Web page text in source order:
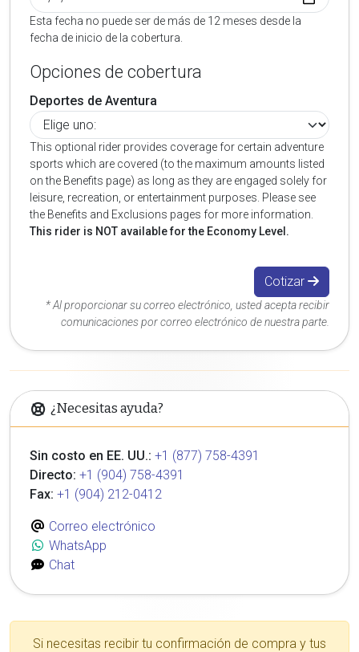
Esta fecha no puede ser de más de 12 meses desde la
fecha de inicio de la cobertura.
Opciones de cobertura
Deportes de Aventura
This optional rider provides coverage for certain adventure
sports which are covered (to the maximum amounts listed
on the Benefits page) as long as they are engaged solely for
leisure, recreation, or entertainment purposes. Please see
the Benefits and Exclusions pages for more information.
This rider is NOT available for the Economy Level.
Cotizar
* Al proporcionar su correo electrónico, usted acepta recibir
comunicaciones por correo electrónico de nuestra parte.
¿Necesitas ayuda?
Sin costo en EE. UU.: +1 (877) 758-4391
Directo: +1 (904) 758-4391
Fax: +1 (904) 212-0412
Correo electrónico
WhatsApp
Chat
Si necesitas recibir tu confirmación de compra y tus